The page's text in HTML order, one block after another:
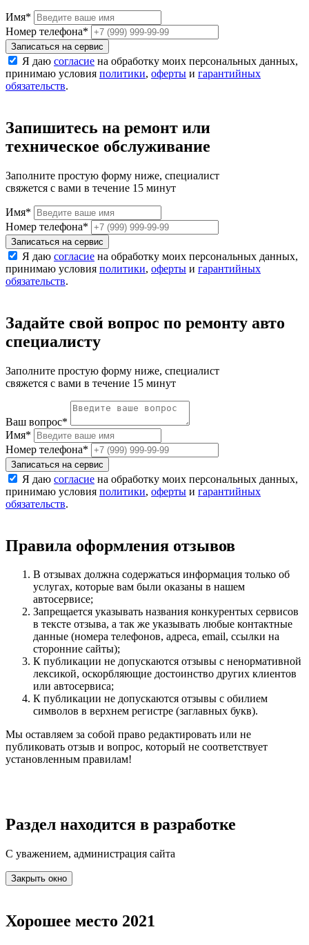
Имя*
Номер телефона*
Записаться на сервис
Я даю согласие на обработку моих персональных данных,
принимаю условия политики, оферты и гарантийных
обязательств.
Запишитесь на ремонт или
техническое обслуживание
Заполните простую форму ниже, специалист
свяжется с вами в течение 15 минут
Имя*
Номер телефона*
Записаться на сервис
Я даю согласие на обработку моих персональных данных,
принимаю условия политики, оферты и гарантийных
обязательств.
Задайте свой вопрос по ремонту авто
специалисту
Заполните простую форму ниже, специалист
свяжется с вами в течение 15 минут
Ваш вопрос*
Имя*
Номер телефона*
Записаться на сервис
Я даю согласие на обработку моих персональных данных,
принимаю условия политики, оферты и гарантийных
обязательств.
Правила оформления отзывов
В отзывах должна содержаться информация только об
услугах, которые вам были оказаны в нашем
автосервисе;
Запрещается указывать названия конкурентых сервисов
в тексте отзыва, а так же указывать любые контактные
данные (номера телефонов, адреса, email, ссылки на
сторонние сайты);
К публикации не допускаются отзывы с ненормативной
лексикой, оскорбляющие достоинство других клиентов
или автосервиса;
К публикации не допускаются отзывы с обилием
символов в верхнем регистре (заглавных букв).
Мы оставляем за собой право редактировать или не
публиковать отзыв и вопрос, который не соответствует
установленным правилам!
Раздел находится в разработке
С уважением, администрация сайта
Закрыть окно
Хорошее место 2021